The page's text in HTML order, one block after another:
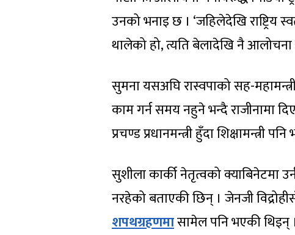
उनको भनाइ छ । ‘जहिलेदेखि राष्ट्रिय
थालेको हो, त्यति बेलादेखि नै
सुमना यसअघि रास्वपाको सह-
काम गर्न समय नहुने भन्दै राजीनामा
प्रचण्ड प्रधानमन्त्री हुँदा शिक्षामन्त्री
सुशीला कार्की नेतृत्वको क्याबिनेटमा
नरहेको बताएकी छिन् । जेनजी
शपथग्रहणमासामेल पनि भएकी थिइन् ।